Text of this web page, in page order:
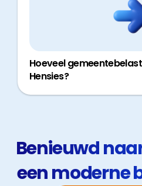
Hoeveel
Hensies?
Benieuwd
een moderne